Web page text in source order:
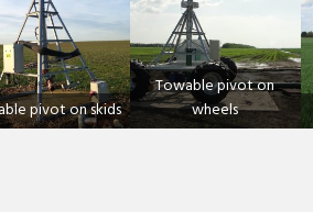
pivot on skids
Towable pivot on
wheels